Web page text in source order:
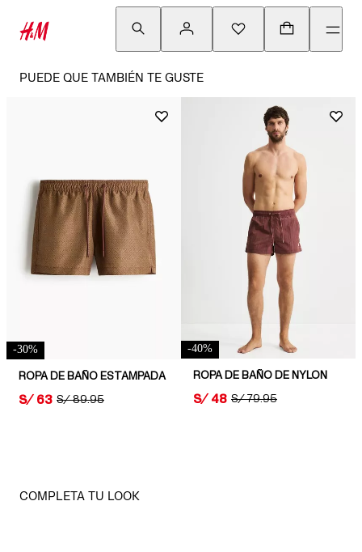
PUEDE QUE TAMBIÉN TE GUSTE
-30%
ROPA DE BAÑO ESTAMPADA
ORIGINAL PRICE:
S/ 89.95
PRICE:
S/ 63
-40%
ROPA DE BAÑO DE NYLON
ORIGINAL PRICE:
S/ 79.95
PRICE:
S/ 48
COMPLETA TU LOOK